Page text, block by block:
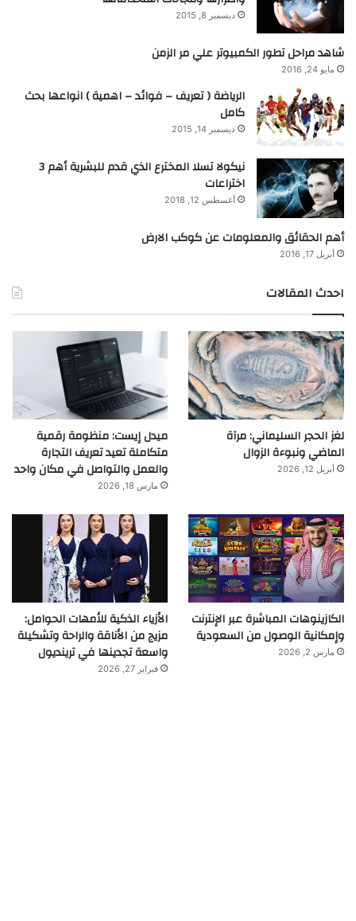
ديسمبر 8, 2015
شاهد مراحل تطور الكمبيوتر علي مر الزمن
مايو 24, 2016
الرياضة ( تعريف – فوائد – اهمية ) انواعها بحث
كامل
ديسمبر 14, 2015
نيكولا تسلا المخترع الذي قدم للبشرية أهم 3
اختراعات
أغسطس 12, 2018
أهم الحقائق والمعلومات عن كوكب الارض
أبريل 17, 2016
احدث المقالات
لغز الحجر السليماني: مرآة
الماضي ونبوءة الزوال
أبريل 12, 2026
ميدل إيست: منظومة رقمية
متكاملة تعيد تعريف التجارة
والعمل والتواصل في مكان واحد
مارس 18, 2026
الكازينوهات المباشرة عبر الإنترنت
وإمكانية الوصول من السعودية
مارس 2, 2026
الأزياء الذكية للأمهات الحوامل:
مزيج من الأناقة والراحة وتشكيلة
واسعة تجدينها في ترينديول
فبراير 27, 2026